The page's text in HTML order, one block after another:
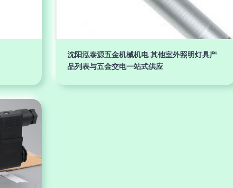
沈阳泓泰源五金机械机电 其他室外照明灯具产
品列表与五金交电一站式供应